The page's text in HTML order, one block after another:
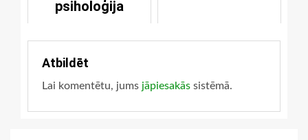
psiholoģija
Atbildēt
Lai komentētu, jums jāpiesakās sistēmā.